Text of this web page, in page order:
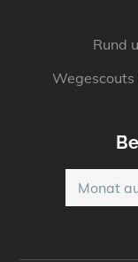
Rund
Beiträge
aus